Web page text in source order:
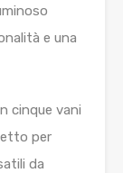
e una
cinque vani
per
da